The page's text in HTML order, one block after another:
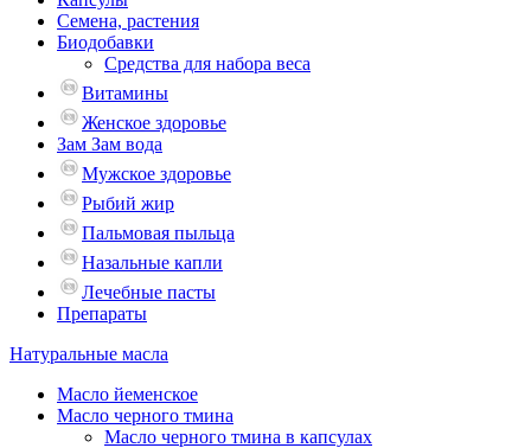
Семена, растения
Биодобавки
Средства для набора веса
Витамины
Женское здоровье
Зам Зам вода
Мужское здоровье
Рыбий жир
Пальмовая пыльца
Назальные капли
Лечебные пасты
Препараты
Натуральные масла
Масло йеменское
Масло черного тмина
Масло черного тмина в капсулах